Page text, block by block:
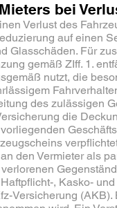
bei
Verlust des
auf einen
Glasschäden. Für
gemäß ZIff. 1.
nutzt, die
des zulässigen
die
den Vermieter als
, Kasko-
Versicherung